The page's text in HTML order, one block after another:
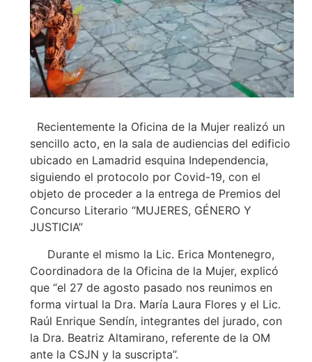
Recientemente la Oficina de la Mujer realizó un
sencillo acto, en la sala de audiencias del edificio
ubicado en Lamadrid esquina Independencia,
siguiendo el protocolo por Covid-19, con el
objeto de proceder a la entrega de Premios del
Concurso Literario “MUJERES, GÉNERO Y
JUSTICIA”
Durante el mismo la Lic. Erica Montenegro,
Coordinadora de la Oficina de la Mujer, explicó
que “el 27 de agosto pasado nos reunimos en
forma virtual la Dra. María Laura Flores y el Lic.
Raúl Enrique Sendín, integrantes del jurado, con
la Dra. Beatriz Altamirano, referente de la OM
ante la CSJN y la suscripta”.